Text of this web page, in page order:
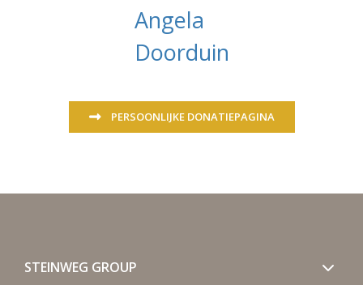
Angela
Doorduin
PERSOONLIJKE DONATIEPAGINA
STEINWEG GROUP